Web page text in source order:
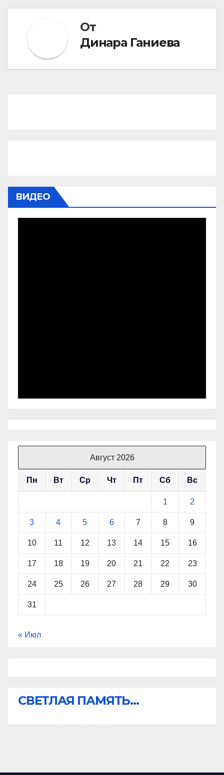
От
Динара Ганиева
ВИДЕО
Август 2026
Пн Вт Ср Чт Пт Сб Вс
1 2
3 4 5 6 7 8 9
10 11 12 13 14 15 16
17 18 19 20 21 22 23
24 25 26 27 28 29 30
31
« Июл
СВЕТЛАЯ ПАМЯТЬ...